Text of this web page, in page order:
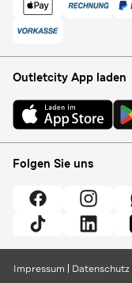
Outletcity App laden
Folgen Sie uns
Impressum Datenschutz